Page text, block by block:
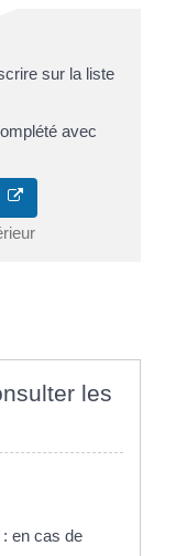
sur la liste
avec
les
en cas de